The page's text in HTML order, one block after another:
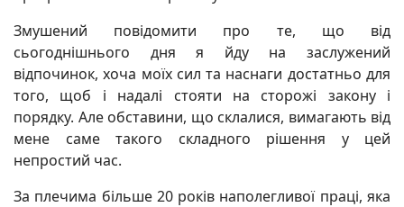
Змушений повідомити про те, що від
сьогоднішнього дня я йду на заслужений
відпочинок, хоча моїх сил та наснаги достатньо для
того, щоб і надалі стояти на сторожі закону і
порядку. Але обставини, що склалися, вимагають від
мене саме такого складного рішення у цей
непростий час.
За плечима більше 20 років наполегливої праці, яка